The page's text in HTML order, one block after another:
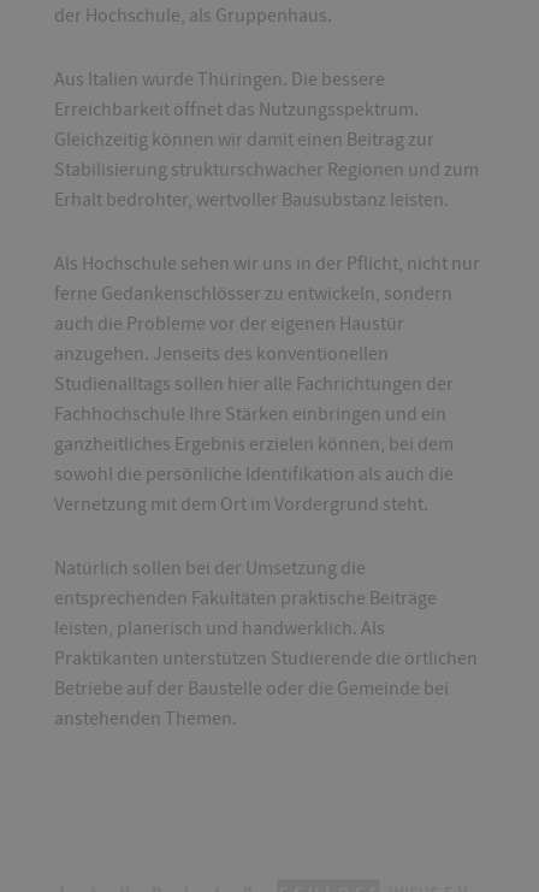
der Hochschule, als Gruppenhaus.
Aus Italien wurde Thüringen. Die bessere
Erreichbarkeit öffnet das Nutzungsspektrum.
Gleichzeitig können wir damit einen Beitrag zur
Stabilisierung strukturschwacher Regionen und zum
Erhalt bedrohter, wertvoller Bausubstanz leisten.
Als Hochschule sehen wir uns in der Pflicht, nicht nur
ferne Gedankenschlösser zu entwickeln, sondern
auch die Probleme vor der eigenen Haustür
anzugehen. Jenseits des konventionellen
Studienalltags sollen hier alle Fachrichtungen der
Fachhochschule Ihre Stärken einbringen und ein
ganzheitliches Ergebnis erzielen können, bei dem
sowohl die persönliche Identifikation als auch die
Vernetzung mit dem Ort im Vordergrund steht.
Natürlich sollen bei der Umsetzung die
entsprechenden Fakultäten praktische Beiträge
leisten, planerisch und handwerklich. Als
Praktikanten unterstützen Studierende die örtlichen
Betriebe auf der Baustelle oder die Gemeinde bei
anstehenden Themen.